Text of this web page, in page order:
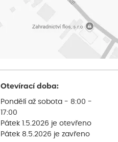
Otevírací doba:
Pondělí až sobota - 8:00 -
17:00
Pátek 1.5.2026 je otevřeno
Pátek 8.5.2026 je zavřeno